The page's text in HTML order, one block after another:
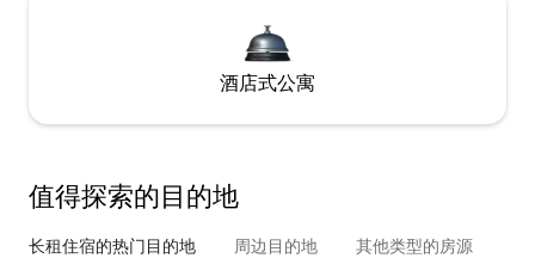
酒店式公寓
值得探索的目的地
长租住宿的热门目的地 周边目的地 其他类型的房源